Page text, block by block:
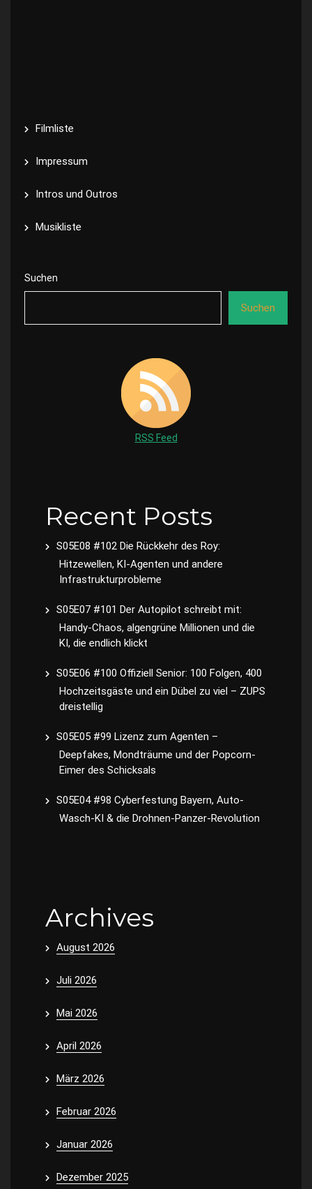
Filmliste
Impressum
Intros und Outros
Musikliste
Suchen
Suchen
RSS Feed
Recent Posts
S05E08 #102 Die Rückkehr des Roy:
Hitzewellen, KI-Agenten und andere
Infrastrukturprobleme
S05E07 #101 Der Autopilot schreibt mit:
Handy-Chaos, algengrüne Millionen und die
KI, die endlich klickt
S05E06 #100 Offiziell Senior: 100 Folgen, 400
Hochzeitsgäste und ein Dübel zu viel – ZUPS
dreistellig
S05E05 #99 Lizenz zum Agenten –
Deepfakes, Mondträume und der Popcorn-
Eimer des Schicksals
S05E04 #98 Cyberfestung Bayern, Auto-
Wasch-KI & die Drohnen-Panzer-Revolution
Archives
August 2026
Juli 2026
Mai 2026
April 2026
März 2026
Februar 2026
Januar 2026
Dezember 2025